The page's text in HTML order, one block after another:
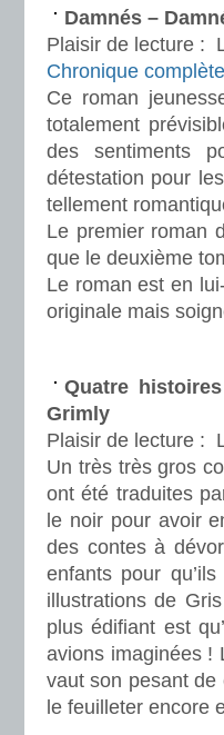
Damnés –
Plaisir de lecture :
Chronique complète
Ce roman
totalement
des sentiments
détestation pour
tellement
Le premier roman
que le deuxième
Le roman est en
originale mais
Quatre
Grimly
Plaisir de lecture :
Un très très gros
ont été traduites
le noir pour avoir
des contes à
enfants pour
illustrations de
plus édifiant est
avions imaginées !
vaut son pesant
le feuilleter encore